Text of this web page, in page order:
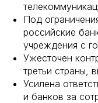
Под
российские
учреждения с
Ужесточен
третьи страны,
Усилена
и банков за